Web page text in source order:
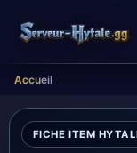
Accueil
FICHE ITEM